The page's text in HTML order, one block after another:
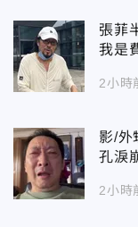
張菲
我是
2小時
影/
孔淚
2小時